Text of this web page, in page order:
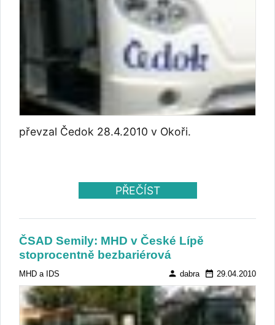
převzal Čedok 28.4.2010 v Okoři.
PŘEČÍST
ČSAD Semily: MHD v České Lípě
stoprocentně bezbariérová
MHD a IDS person dabra date_range 29.04.2010